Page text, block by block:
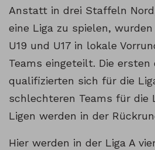
Anstatt in drei Staffeln
eine Liga zu spielen,
U19 und U17 in lokale
Teams eingeteilt. Die ersten
qualifizierten sich für die
schlechteren Teams für die
Ligen werden in der
Hier werden in der Liga A